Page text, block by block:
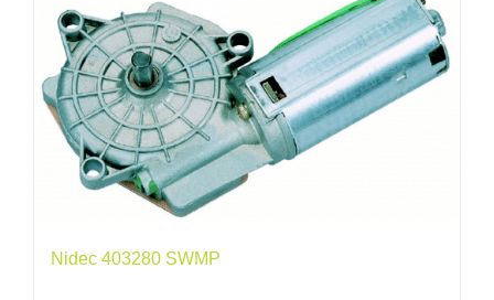
Nidec 403280 SWMP